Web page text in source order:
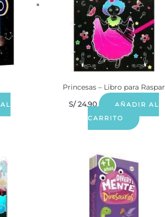
Princesas – Libro para Raspar
S/24.90
AÑADIR AL
CARRITO